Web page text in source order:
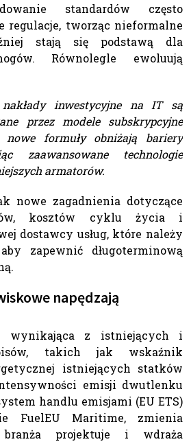
standardów często
regulacje, tworząc nieformalne
stają się podstawą dla
Równolegle ewoluują
nakłady inwestycyjne na IT są
przez modele subskrypcyjne
nowe formuły obniżają bariery
zaawansowane technologie
armatorów.
nowe zagadnienia dotyczące
kosztów cyklu życia i
dostawcy usług, które należy
zapewnić długoterminową
napędzają
wynikająca z istniejących i
takich jak wskaźnik
istniejących statków
emisji dwutlenku
handlu emisjami (EU ETS)
FuelEU Maritime, zmienia
projektuje i wdraża